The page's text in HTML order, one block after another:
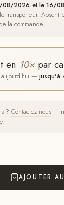
08/2026 et le 16/
transporteur.
la commande.
en 10×par
aujourd'hui — jusqu'à
? Contactez-nous —
AJOUTER